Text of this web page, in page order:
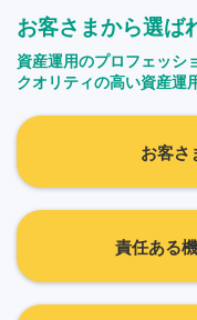
お客さまから選ば
資産運用のプロフェッシ
クオリティの高い資産運
お客さ
責任ある